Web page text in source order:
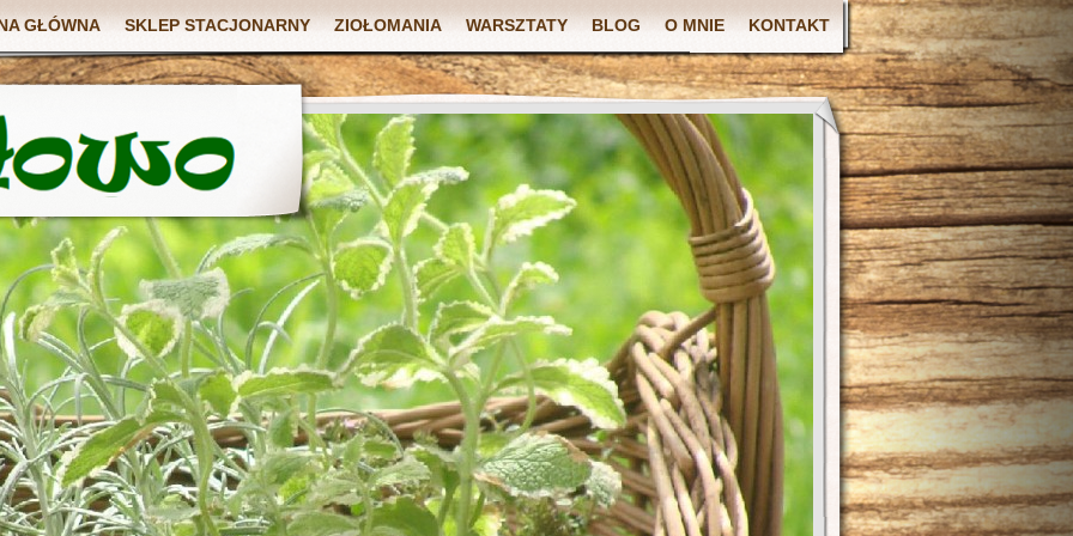
GŁÓWNA SKLEP STACJONARNY ZIOŁOMANIA WARSZTATY BLOG O MNIE KONTAKT